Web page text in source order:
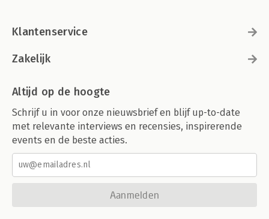
Klantenservice
Zakelijk
Altijd op de hoogte
Schrijf u in voor onze nieuwsbrief en blijf up-to-date
met relevante interviews en recensies, inspirerende
events en de beste acties.
Aanmelden